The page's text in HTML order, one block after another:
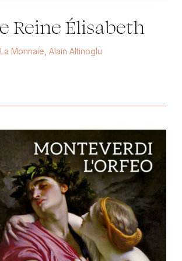
Reine Élisabeth
La Monnaie, Alain Altinoglu